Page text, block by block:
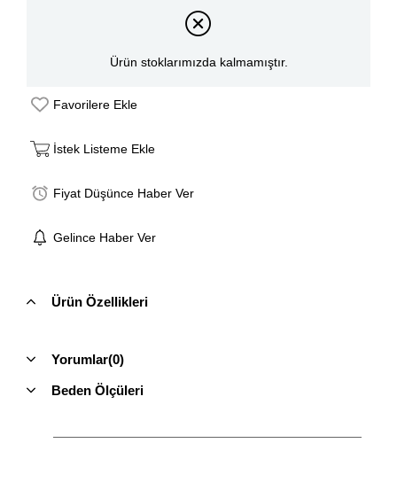
Ürün stoklarımızda kalmamıştır.
Favorilere Ekle
İstek Listeme Ekle
Fiyat Düşünce Haber Ver
Gelince Haber Ver
Ürün Özellikleri
Yorumlar(0)
Beden Ölçüleri